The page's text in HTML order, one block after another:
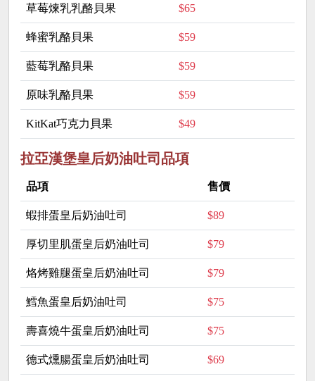
草莓煉乳乳酪貝果 $65
蜂蜜乳酪貝果 $59
藍莓乳酪貝果 $59
原味乳酪貝果 $59
KitKat巧克力貝果 $49
拉亞漢堡皇后奶油吐司品項
品項 售價
蝦排蛋皇后奶油吐司 $89
厚切里肌蛋皇后奶油吐司 $79
烙烤雞腿蛋皇后奶油吐司 $79
鱈魚蛋皇后奶油吐司 $75
壽喜燒牛蛋皇后奶油吐司 $75
德式燻腸蛋皇后奶油吐司 $69